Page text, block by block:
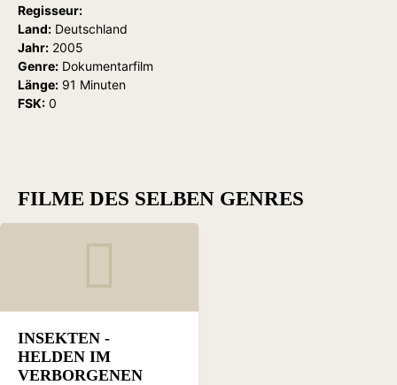
Regisseur:
Land: Deutschland
Jahr: 2005
Genre: Dokumentarfilm
Länge: 91 Minuten
FSK: 0
FILME DES SELBEN GENRES
INSEKTEN -
HELDEN IM
VERBORGENEN